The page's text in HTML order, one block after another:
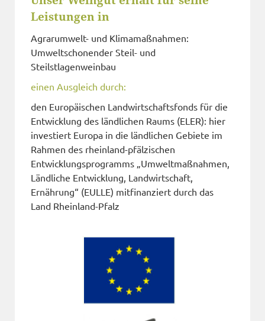
Leistungen in
Agrarumwelt- und Klimamaßnahmen:
Umweltschonender Steil- und
Steilstlagenweinbau
einen Ausgleich durch:
den Europäischen Landwirtschaftsfonds für die
Entwicklung des ländlichen Raums (ELER): hier
investiert Europa in die ländlichen Gebiete im
Rahmen des rheinland-pfälzischen
Entwicklungsprogramms „Umweltmaßnahmen,
Ländliche Entwicklung, Landwirtschaft,
Ernährung“ (EULLE) mitfinanziert durch das
Land Rheinland-Pfalz